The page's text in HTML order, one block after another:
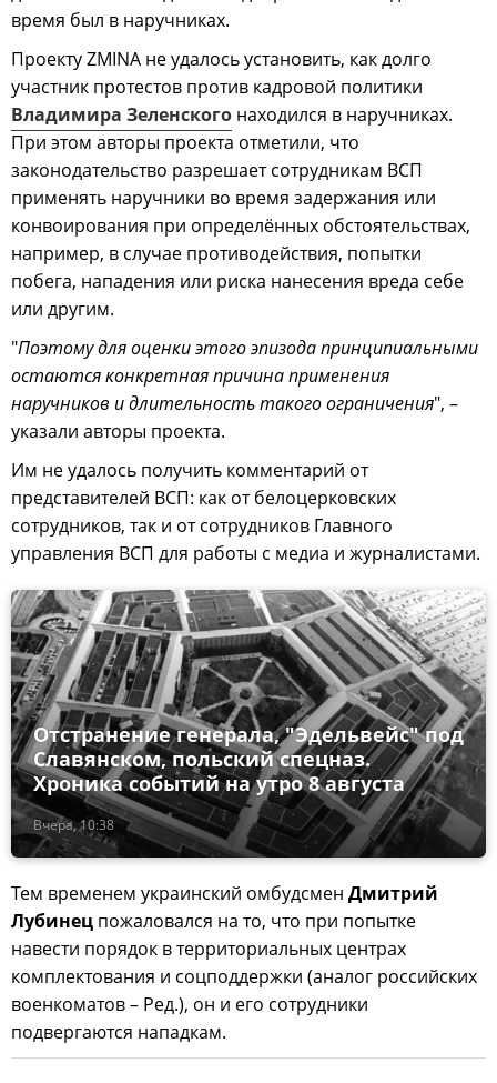
время был в наручниках.
Проекту ZMINA не удалось установить, как долго
участник протестов против кадровой политики
Владимира Зеленского находился в наручниках.
При этом авторы проекта отметили, что
законодательство разрешает сотрудникам ВСП
применять наручники во время задержания или
конвоирования при определённых обстоятельствах,
например, в случае противодействия, попытки
побега, нападения или риска нанесения вреда себе
или другим.
"Поэтому для оценки этого эпизода принципиальными
остаются конкретная причина применения
наручников и длительность такого ограничения", –
указали авторы проекта.
Им не удалось получить комментарий от
представителей ВСП: как от белоцерковских
сотрудников, так и от сотрудников Главного
управления ВСП для работы с медиа и журналистами.
Вчера, 10:38
Отстранение генерала, "Эдельвейс" под
Славянском, польский спецназ.
Хроника событий на утро 8 августа
Тем временем украинский омбудсмен Дмитрий
Лубинец пожаловался на то, что при попытке
навести порядок в территориальных центрах
комплектования и соцподдержки (аналог российских
военкоматов – Ред.), он и его сотрудники
подвергаются нападкам.